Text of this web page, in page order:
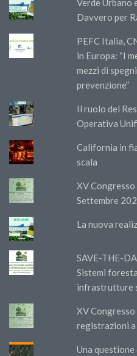
Verde Urbano
Davvero per
PEFC Italia,
in Europa: “I
mezzi di
prevenzione”
Il ruolo del
Operativa
California in
scala
XV Congresso
Settembre
La nuova
SAVE-THE-
Sistemi
infrastrutture
XV Congresso
registrazioni
Una